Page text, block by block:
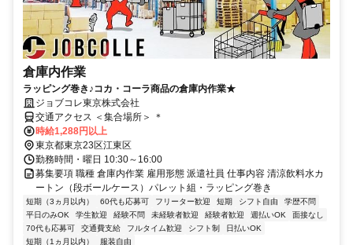
倉庫内作業
ラッピング巻き♪コカ・コーラ商品の倉庫内作業★
ジョブコレ東京株式会社
交通アクセス ＜集合場所＞ ＊
時給1,288円以上
東京都東京23区江東区
勤務時間・曜日 10:30～16:00
募集要項 職種 倉庫内作業 雇用形態 派遣社員 仕事内容 清涼飲料水カ
ートン（段ボールケース）パレット組・ラッピング巻き
短期（3ヵ月以内） 60代も応募可 フリーター歓迎 短期 シフト自由
学歴不問
平日のみOK
学生歓迎 経験不問 未経験者歓迎 経験者歓迎 週払いOK
面接なし
70代も応募可
交通費支給 フルタイム歓迎 シフト制
日払いOK
短期（1ヵ月以内）
服装自由